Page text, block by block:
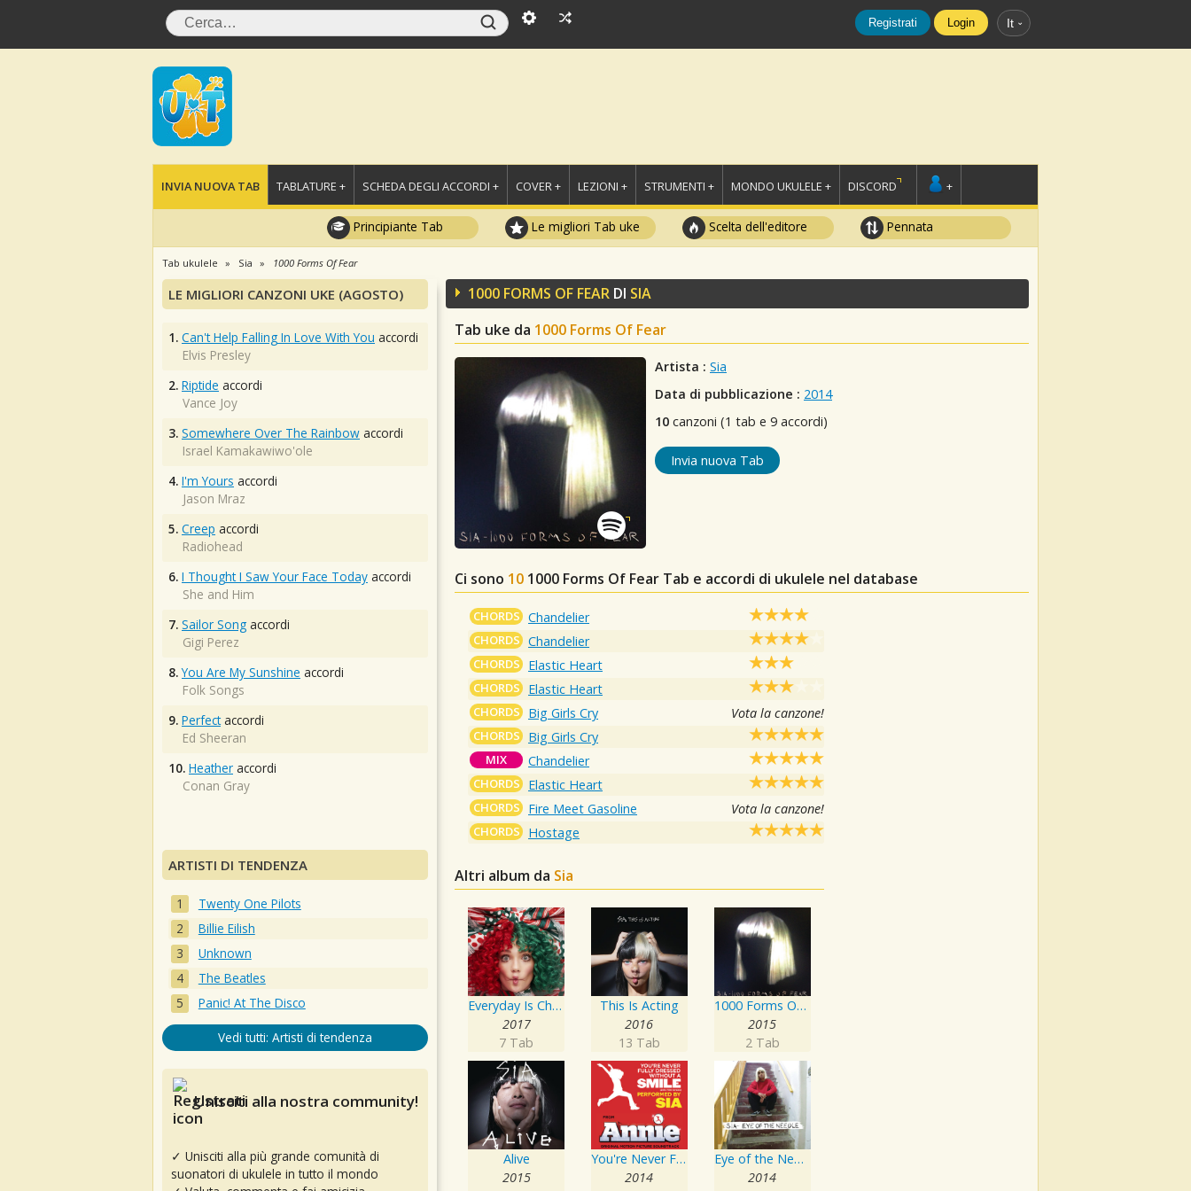
Registrati Login It
INVIA NUOVA TAB TABLATURE + SCHEDA DEGLI ACCORDI + COVER + LEZIONI + STRUMENTI + MONDO UKULELE + DISCORD +
Principiante Tab Le migliori Tab uke Scelta dell'editore Pennata
Tab ukulele Sia 1000 Forms Of Fear
1000 FORMS OF FEAR DI SIA
Tab uke da 1000 Forms Of Fear
Artista : Sia
Data di pubblicazione : 2014
10 canzoni (1 tab e 9 accordi)
Invia nuova Tab
Ci sono 10 1000 Forms Of Fear Tab e accordi di ukulele nel database
CHORDS Chandelier
CHORDS Chandelier
CHORDS Elastic Heart
CHORDS Elastic Heart
CHORDS Big Girls Cry Vota la canzone!
CHORDS Big Girls Cry
MIX Chandelier
CHORDS Elastic Heart
CHORDS Fire Meet Gasoline Vota la canzone!
CHORDS Hostage
Altri album da Sia
Everyday Is Christmas
2017
7 Tab
This Is Acting
2016
13 Tab
1000 Forms Of Fear
2015
2 Tab
Alive
2015
You're Never Fully Dressed Without a Smile
2014
Eye of the Needle
2014
LE MIGLIORI CANZONI UKE (AGOSTO)
1. Can't Help Falling In Love With You accordi
Elvis Presley
2. Riptide accordi
Vance Joy
3. Somewhere Over The Rainbow accordi
Israel Kamakawiwo'ole
4. I'm Yours accordi
Jason Mraz
5. Creep accordi
Radiohead
6. I Thought I Saw Your Face Today accordi
She and Him
7. Sailor Song accordi
Gigi Perez
8. You Are My Sunshine accordi
Folk Songs
9. Perfectaccordi
Ed Sheeran
10. Heather accordi
Conan Gray
ARTISTI DI TENDENZA
Twenty One Pilots
Billie Eilish
Unknown
The Beatles
Panic! At The Disco
Vedi tutti: Artisti di tendenza
Unisciti alla nostra community!
✓ Unisciti alla più grande comunità di
suonatori di ukulele in tutto il mondo